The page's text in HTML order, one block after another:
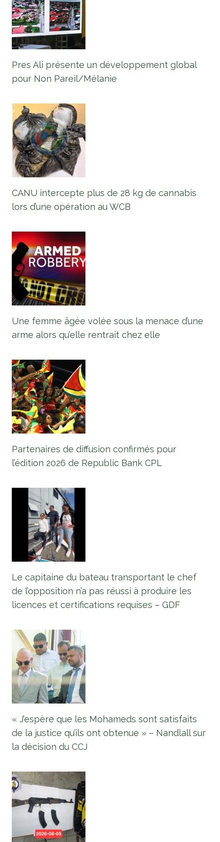
Pres Ali présente un développement global
pour Non Pareil/Mélanie
CANU intercepte plus de 28 kg de cannabis
lors d’une opération au WCB
Une femme âgée volée sous la menace d’une
arme alors qu’elle rentrait chez elle
Partenaires de diffusion confirmés pour
l’édition 2026 de Republic Bank CPL
Le capitaine du bateau transportant le chef
de l’opposition n’a pas réussi à produire les
licences et certifications requises – GDF
« J’espère que les Mohameds sont satisfaits
de la justice qu’ils ont obtenue » – Nandlall sur
la décision du CCJ